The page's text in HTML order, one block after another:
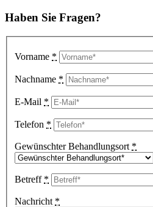
Haben Sie Fragen?
Vorname *
Nachname *
E-Mail *
Telefon *
Gewünschter Behandlungsort *
Betreff *
Nachricht *